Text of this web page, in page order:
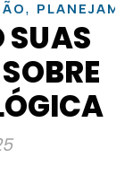
,
SUAS